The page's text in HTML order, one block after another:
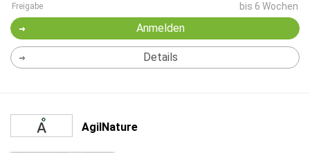
Freigabe bis 6 Wochen
Anmelden
Details
AgilNature